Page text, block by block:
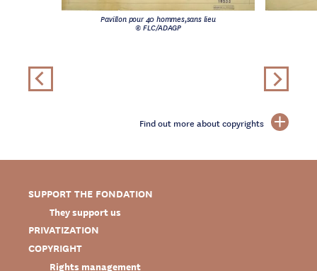
Pavillon pour 40 hommes,sans lieu
© FLC/ADAGP
Find out more about copyrights
SUPPORT THE FONDATION
They support us
PRIVATIZATION
COPYRIGHT
Rights management